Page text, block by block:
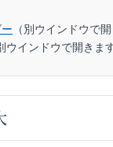
（別ウインドウで開
ウインドウで開きます